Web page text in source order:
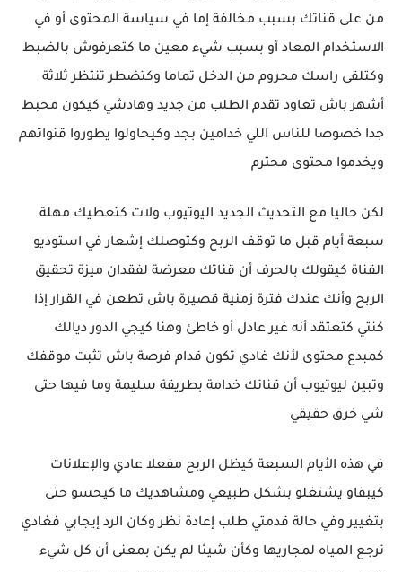
من على قناتك بسبب مخالفة إما في سياسة المحتوى أو في
الاستخدام المعاد أو بسبب شيء معين ما كتعرفوش بالضبط
وكتلقى راسك محروم من الدخل تماما وكتضطر تنتظر ثلاثة
أشهر باش تعاود تقدم الطلب من جديد وهادشي كيكون محبط
جدا خصوصا للناس اللي خدامين بجد وكيحاولوا يطوروا قنواتهم
ويخدموا محتوى محترم
لكن حاليا مع التحديث الجديد اليوتيوب ولات كتعطيك مهلة
سبعة أيام قبل ما توقف الربح وكتوصلك إشعار في استوديو
القناة كيقولك بالحرف أن قناتك معرضة لفقدان ميزة تحقيق
الربح وأنك عندك فترة زمنية قصيرة باش تطعن في القرار إذا
كنتي كتعتقد أنه غير عادل أو خاطئ وهنا كيجي الدور ديالك
كمبدع محتوى لأنك غادي تكون قدام فرصة باش تثبت موقفك
وتبين ليوتيوب أن قناتك خدامة بطريقة سليمة وما فيها حتى
شي خرق حقيقي
في هذه الأيام السبعة كيظل الربح مفعلا عادي والإعلانات
كيبقاو يشتغلو بشكل طبيعي ومشاهديك ما كيحسو حتى
بتغيير وفي حالة قدمتي طلب إعادة نظر وكان الرد إيجابي فغادي
ترجع المياه لمجاريها وكأن شيئا لم يكن بمعنى أن كل شيء